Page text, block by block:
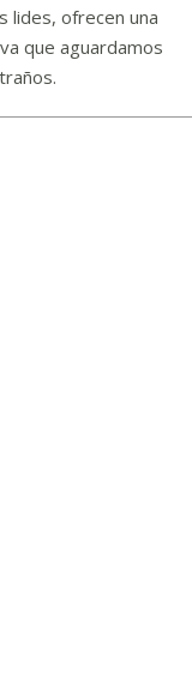
lides, ofrecen una
que aguardamos